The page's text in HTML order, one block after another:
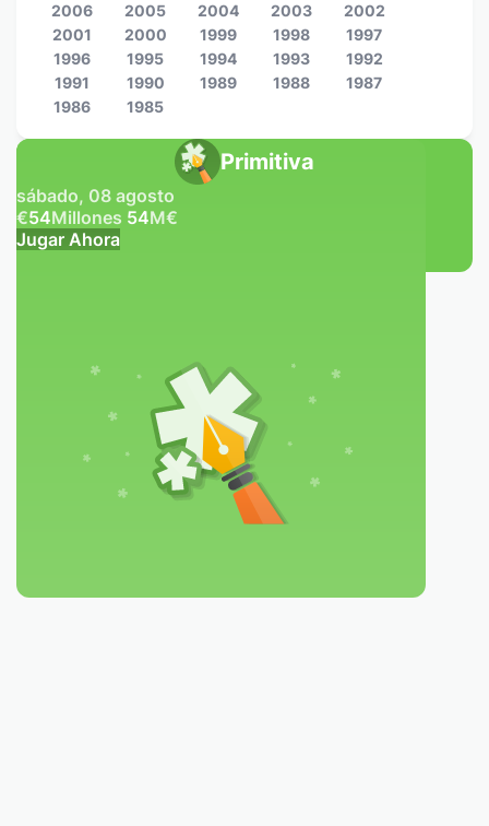
Primitiva
sábado, 08 agosto
€54Millones 54M€
Jugar Ahora
2006
2005 2004 2003
2002
2001
2000 1999 1998
1997
1996
1995 1994 1993
1992
1991
1990 1989 1988
1987
1986
1985